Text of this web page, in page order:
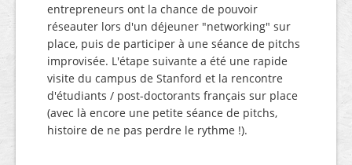
entrepreneurs ont la chance de pouvoir
réseauter lors d'un déjeuner "networking" sur
place, puis de participer à une séance de pitchs
improvisée. L'étape suivante a été une rapide
visite du campus de Stanford et la rencontre
d'étudiants / post-doctorants français sur place
(avec là encore une petite séance de pitchs,
histoire de ne pas perdre le rythme !).